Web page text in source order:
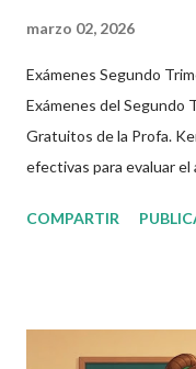
marzo 02, 2026
Exámenes Segundo
Exámenes del Segundo
Gratuitos de la Profa.
efectivas para evaluar el
que cubran las
padres y estudiantes.
COMPARTIR